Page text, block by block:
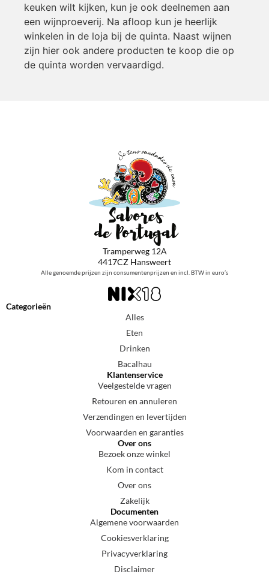
keuken wilt kijken, kun je ook deelnemen aan
een wijnproeverij. Na afloop kun je heerlijk
winkelen in de loja bij de quinta. Naast wijnen
zijn hier ook andere producten te koop die op
de quinta worden vervaardigd.
Tramperweg 12A
4417CZ Hansweert
Alle genoemde prijzen zijn consumentenprijzen en incl. BTW in euro’s
Categorieën
Alles
Eten
Drinken
Bacalhau
Klantenservice
Veelgestelde vragen
Retouren en annuleren
Verzendingen en levertijden
Voorwaarden en garanties
Over ons
Bezoek onze winkel
Kom in contact
Over ons
Zakelijk
Documenten
Algemene voorwaarden
Cookiesverklaring
Privacyverklaring
Disclaimer